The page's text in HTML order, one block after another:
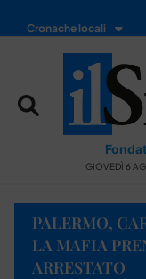
Cronache locali
GIOVEDÌ 6
PALERMO,
LA MAFIA
ARRESTATO